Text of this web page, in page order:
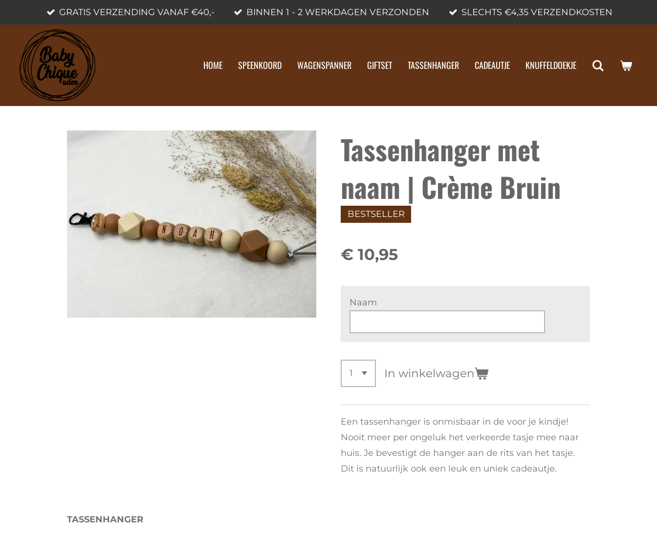
hoofdinhoud
GRATIS VERZENDING VANAF €40,- BINNEN 1 - 2 WERKDAGEN VERZONDEN SLECHTS €4,35 VERZENDKOSTEN
HOME SPEENKOORD WAGENSPANNER GIFTSET TASSENHANGER CADEAUTJE KNUFFELDOEKJE
Tassenhanger met
naam | Crème Bruin
BESTSELLER
€ 10,95
Naam
In winkelwagen
Een tassenhanger is onmisbaar in de voor je kindje!
Nooit meer per ongeluk het verkeerde tasje mee naar
huis. Je bevestigt de hanger aan de rits van het tasje.
Dit is natuurlijk ook een leuk en uniek cadeautje.
TASSENHANGER